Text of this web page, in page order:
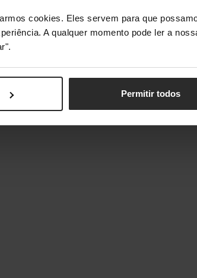
cookies. Eles servem para que
A qualquer momento pode ler a
Permitir todos